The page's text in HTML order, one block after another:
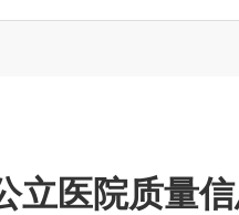
医院质量信